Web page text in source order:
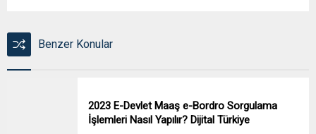
Benzer Konular
2023 E-Devlet Maaş e-Bordro Sorgulama
İşlemleri Nasıl Yapılır? Dijital Türkiye